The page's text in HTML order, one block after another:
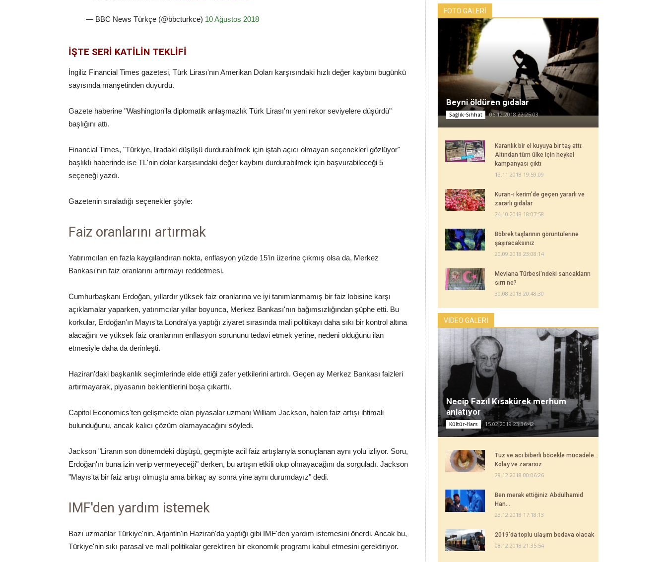
— BBC News Türkçe (@bbcturkce) 10 Ağustos 2018
İŞTE SERİ KATİLİN TEKLİFİ
İngiliz Financial Times gazetesi, Türk Lirası'nın Amerikan Doları karşısındaki hızlı değer kaybını bugünkü
sayısında manşetinden duyurdu.
Gazete haberine "Washington'la diplomatik anlaşmazlık Türk Lirası'nı yeni rekor seviyelere düşürdü"
başlığını attı.
Financial Times, "Türkiye, liradaki düşüşü durdurabilmek için iştah açıcı olmayan seçenekleri gözlüyor"
başlıklı haberinde ise TL'nin dolar karşısındaki değer kaybını durdurabilmek için başvurabileceği 5
seçeneği yazdı.
Gazetenin sıraladığı seçenekler şöyle:
Faiz oranlarını artırmak
Yatırımcıları en fazla kaygılandıran nokta, enflasyon yüzde 15'in üzerine çıkmış olsa da, Merkez
Bankası'nın faiz oranlarını artırmayı reddetmesi.
Cumhurbaşkanı Erdoğan, yıllardır yüksek faiz oranlarına ve iyi tanımlanmamış bir faiz lobisine karşı
açıklamalar yaparken, yatırımcılar yıllar boyunca, Merkez Bankası'nın bağımsızlığından şüphe etti. Bu
korkular, Erdoğan'ın Mayıs'ta Londra'ya yaptığı ziyaret sırasında mali politikayı daha sıkı bir kontrol altına
alacağını ve yüksek faiz oranlarının enflasyon sorununu tedavi etmek yerine, nedeni olduğunu ilan
etmesiyle daha da derinleşti.
Haziran'daki başkanlık seçimlerinde elde ettiği zafer yetkilerini artırdı. Geçen ay Merkez Bankası faizleri
artırmayarak, piyasanın beklentilerini boşa çıkarttı.
Capitol Economics'ten gelişmekte olan piyasalar uzmanı William Jackson, halen faiz artışı ihtimali
bulunduğunu, ancak kalıcı çözüm olamayacağını söyledi.
Jackson "Liranın son dönemdeki düşüşü, geçmişte acil faiz artışlarıyla sonuçlanan aynı yolu izliyor. Soru,
Erdoğan'ın buna izin verip vermeyeceği" derken, bu artışın etkili olup olmayacağını da sorguladı. Jackson
"Mayıs'ta bir faiz artışı olmuştu ama birkaç ay sonra yine aynı durumdayız" dedi.
IMF'den yardım istemek
Bazı uzmanlar Türkiye'nin, Arjantin'in Haziran'da yaptığı gibi IMF'den yardım istemesini önerdi. Ancak bu,
Türkiye'nin sıkı parasal ve mali politikalar gerektiren bir ekonomik programı kabul etmesini gerektiriyor.
FOTO GALERİ
Beyni öldüren gıdalar
Sağlık-Sıhhat 06.12.2018 22:25:03
Karanlık bir el kuyuya bir taş attı:
Altından tüm ülke için heykel
kampanyası çıktı
13.11.2018 19:59:09
Kuran-ı kerim'de geçen yararlı ve
zararlı gıdalar
24.10.2018 18:07:58
Böbrek taşlarının görüntülerine
şaşıracaksınız
20.09.2018 23:08:14
Mevlana Türbesi'ndeki sancakların
sırrı ne?
30.08.2018 20:48:30
VİDEO GALERİ
Necip Fazıl Kısakürek merhum
anlatıyor
Kültür-Hars 15.02.2019 23:36:42
Tuz ve acı biberli böcekle mücadele...
Kolay ve zararsız
29.12.2018 00:06:26
Ben merak ettiğiniz Abdülhamid
Han...
23.12.2018 17:18:13
2019'da toplu ulaşım bedava olacak
08.12.2018 21:35:54